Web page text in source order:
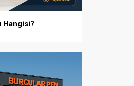
Hangisi?